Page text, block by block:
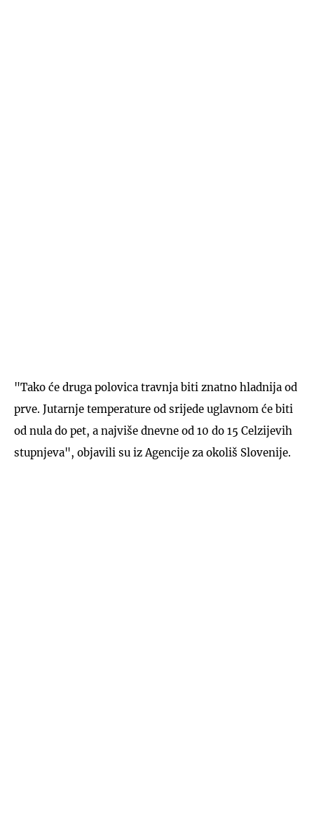
"Tako će druga polovica travnja biti znatno hladnija od
prve. Jutarnje temperature od srijede uglavnom će biti
od nula do pet, a najviše dnevne od 10 do 15 Celzijevih
stupnjeva", objavili su iz Agencije za okoliš Slovenije.